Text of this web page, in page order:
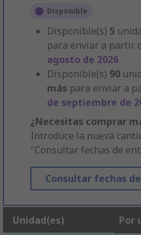
Disponible
Disponible(s) 5
para enviar a partir
agosto de 2026
Disponible(s) 90
más para enviar a
de septiembre de
¿Necesitas comprar
Introduce la nueva
"Consultar fechas de
Consultar fechas
Unidad(es) Por